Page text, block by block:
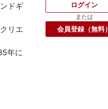
ドギ
リエ
年に
ログイン
または
会員登録（無料）